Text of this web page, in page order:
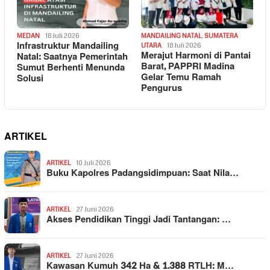
MEDAN 18 Juli 2026
Infrastruktur Mandailing
Natal: Saatnya Pemerintah
Sumut Berhenti Menunda
Solusi
MANDAILING NATAL, SUMATERA
UTARA
18 Juli 2026
Merajut Harmoni di Pantai
Barat, PAPPRI Madina
Gelar Temu Ramah
Pengurus
ARTIKEL
ARTIKEL 10 Juli 2026
Buku Kapolres Padangsidimpuan: Saat Nila…
ARTIKEL 27 Juni 2026
Akses Pendidikan Tinggi Jadi Tantangan: …
ARTIKEL 27 Juni 2026
Kawasan Kumuh 342 Ha & 1.388 RTLH: M…